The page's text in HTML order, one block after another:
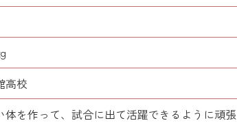
高校
体を作って、試合に出て活躍できるように頑張